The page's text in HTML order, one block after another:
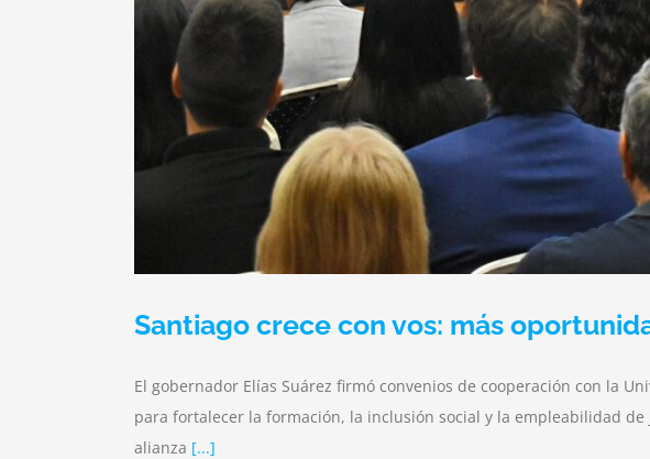
Santiago crece con vos: más
El gobernador Elías Suárez firmó convenios de cooperación con la
para fortalecer la formación, la inclusión social y la empleabilidad de
alianza [...]